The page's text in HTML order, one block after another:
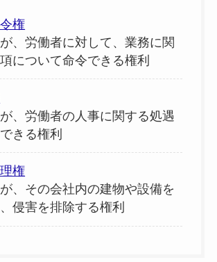
権
、労働者に対して、業務に関
について命令できる権利
、労働者の人事に関する処遇
きる権利
権
、その会社内の建物や設備を
侵害を排除する権利